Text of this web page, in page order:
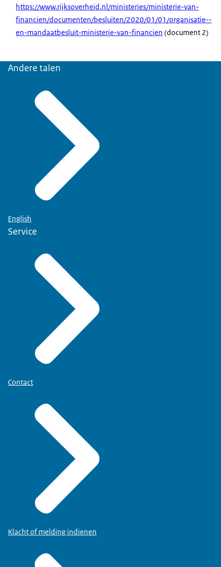
https://www.rijksoverheid.nl/ministeries/ministerie-van-
financien/documenten/besluiten/2020/01/01/organisatie--
en-mandaatbesluit-ministerie-van-financien (document 2)
Andere talen
English
Service
Contact
Klacht of melding indienen